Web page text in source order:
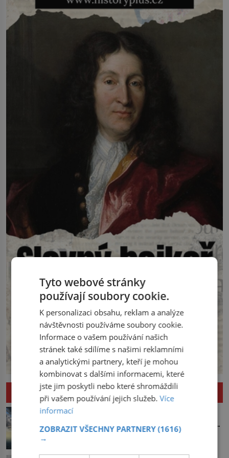
ZÁHADY A NAPĚTÍ
asijském Bermudském trojúhelníku lodě
ve spárech neznámé síly?
Jižně od japonských ostrovů se
Ďáblovo moře. Vypráví se o lodích
Tyto webové stránky
používají soubory cookie.
K personalizaci obsahu, reklam a analýze
návštěvnosti používáme soubory cookie.
Informace o vašem používání našich
stránek také sdílíme s našimi reklamními
a analytickými partnery, kteří je mohou
kombinovat s dalšími informacemi, které
jste jim poskytli nebo které shromáždili
při vašem používání jejich služeb.Více
informací
ZOBRAZIT VŠECHNY PARTNERY(1616)
→